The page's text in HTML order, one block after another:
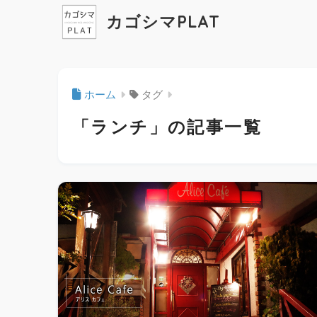
カゴシマPLAT
ホーム タグ
「ランチ」の記事一覧